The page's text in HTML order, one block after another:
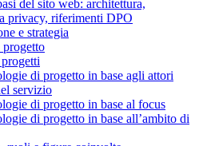
del sito web: architettura,
privacy, riferimenti DPO
e strategia
di progetto in base agli attori
servizio
di progetto in base al focus
di progetto in base all’ambito di